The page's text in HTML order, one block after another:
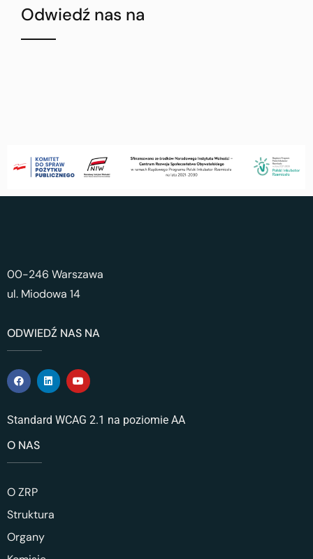
Odwiedź nas na
00-246 Warszawa
ul. Miodowa 14
ODWIEDŹ NAS NA
Standard WCAG 2.1 na poziomie AA
O NAS
O ZRP
Struktura
Organy